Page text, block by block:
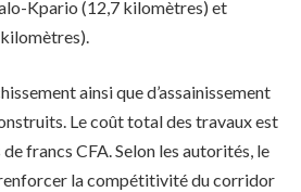
Kpario (12,7 kilomètres) et
ainsi que d’assainissement
Le coût total des travaux est
francs CFA. Selon les autorités, le
la compétitivité du corridor